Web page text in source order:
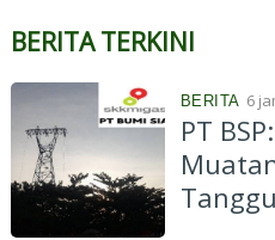
BERITA TERKINI
BERITA 6
PT